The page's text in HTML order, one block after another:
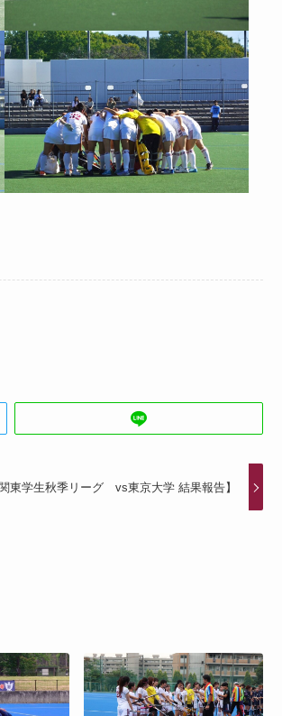
関東学生秋季リーグ vs東京大学 結果報告】